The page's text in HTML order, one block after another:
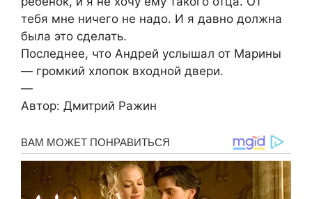
тебя мне ничего не надо. И я давно должна
была это сделать.
Последнее, что Андрей услышал от Марины
― громкий хлопок входной двери.
—
Автор: Дмитрий Ражин